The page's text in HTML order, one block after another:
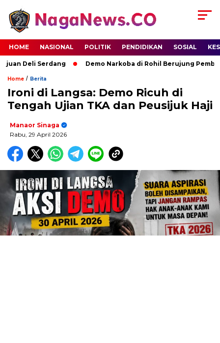
HOME NASIONAL POLITIK PENDIDIKAN SOSIAL
Deli Serdang Demo Narkoba di Rohil Berujung
Home / Berita
Ironi di Langsa: Demo Ricuh di
Tengah Ujian TKA dan Peusijuk Haji
Manaor Sinaga
Rabu, 29 April 2026